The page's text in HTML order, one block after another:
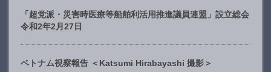
「超党派・災害時医療等船舶利活用推進議員連盟」設立総会
令和2年2月27日
ベトナム視察報告 ＜Katsumi Hirabayashi 撮影＞